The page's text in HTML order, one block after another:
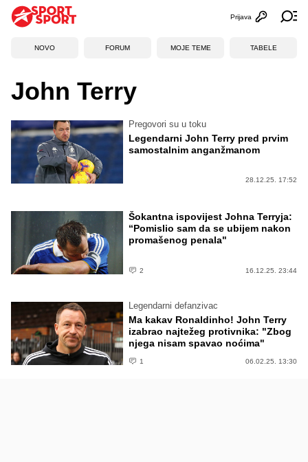
Otvori
Prijava
NOVO FORUM MOJE TEME TABELE
John Terry
Pregovori su u toku
Legendarni John Terry pred prvim
samostalnim anganžmanom
28.12.25. 17:52
Šokantna ispovijest Johna Terryja:
“Pomislio sam da se ubijem nakon
promašenog penala"
2 16.12.25. 23:44
Legendarni defanzivac
Ma kakav Ronaldinho! John Terry
izabrao najtežeg protivnika: "Zbog
njega nisam spavao noćima"
1 06.02.25. 13:30